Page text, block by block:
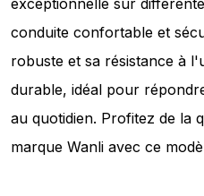
conduite confortable et
robuste et sa résistance à
durable, idéal pour
au quotidien. Profitez de la
marque Wanli avec ce